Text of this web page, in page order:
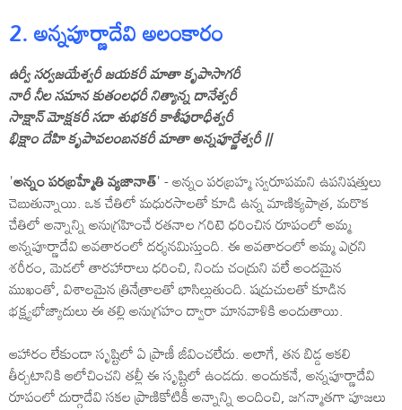
2. అన్నపూర్ణాదేవి అలంకారం
ఉర్వీ సర్వజయేశ్వరీ జయకరీ మాతా కృపాసాగరీ
నారీ నీల సమాన కుతంలధరీ నిత్యాన్న దానేశ్వరీ
సాక్షాన్‌ మోక్షకరీ సదా శుభకరీ కాశీపురాధీశ్వరీ
భిక్షాం దేహి కృపావలంబనకరీ మాతా అన్నపూర్ణేశ్వరీ ||
'అన్నం పరబ్రహ్మేతి వ్యజానాత్‌' - అన్నం పరబ్రహ్మ స్వరూపమని ఉపనిషత్తులు
చెబుతున్నాయి. ఒక చేతిలో మధురసాలతో కూడి ఉన్న మాణిక్యపాత్ర, మరొక
చేతిలో అన్నాన్ని అనుగ్రహించే రతనాల గరిటె ధరించిన రూపంలో అమ్మ
అన్నపూర్ణాదేవి అవతారంలో దర్శనమిస్తుంది. ఈ అవతారంలో అమ్మ ఎర్రని
శరీరం, మెడలో తారహారాలు ధరించి, నిండు చంద్రుని వలే అందమైన
ముఖంతో, విశాలమైన త్రినేత్రాలతో భాసిల్లుతుంది. షడ్రుచులతో కూడిన
భక్ష్యభోజ్యాదులు ఈ తల్లి అనుగ్రహం ద్వారా మానవాళికి అందుతాయి.
ఆహారం లేకుండా సృష్టిలో ఏ ప్రాణీ జీవించలేదు. అలాగే, తన బిడ్డ ఆకలి
తీర్చటానికి ఆలోచించని తల్లీ ఈ సృష్టిలో ఉండదు. అందుకనే, అన్నపూర్ణాదేవి
రూపంలో దుర్గాదేవి సకల ప్రాణికోటికీ అన్నాన్ని అందించి, జగన్మాతగా పూజలు